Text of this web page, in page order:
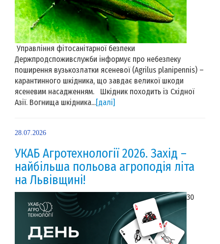
Управління фітосанітарної безпеки
Держпродспоживслужби інформує про небезпеку
поширення вузькозлатки ясеневої (Agrilus planipennis) –
карантинного шкідника, що завдає великої шкоди
ясеневим насадженням. Шкідник походить із Східної
Азії. Вогнища шкідника...[далі]
28.07.2026
УКАБ Агротехнології 2026. Захід –
найбільша польова агроподія літа
на Львівщині!
30